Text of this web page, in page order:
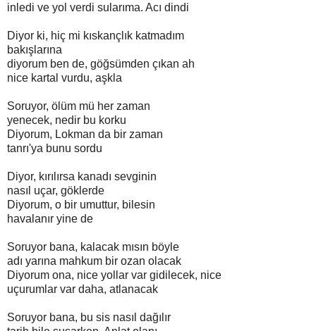
inledi ve yol verdi sularıma. Acı dindi
Diyor ki, hiç mi kıskançlık katmadım
bakışlarına
diyorum ben de, göğsümden çıkan ah
nice kartal vurdu, aşkla
Soruyor, ölüm mü her zaman
yenecek, nedir bu korku
Diyorum, Lokman da bir zaman
tanrı'ya bunu sordu
Diyor, kırılırsa kanadı sevginin
nasıl uçar, göklerde
Diyorum, o bir umuttur, bilesin
havalanır yine de
Soruyor bana, kalacak mısın böyle
adı yarına mahkum bir ozan olacak
Diyorum ona, nice yollar var gidilecek, nice
uçurumlar var daha, atlanacak
Soruyor bana, bu sis nasıl dağılır